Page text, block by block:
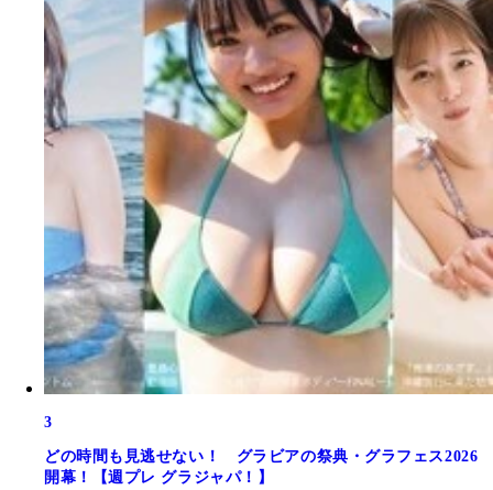
3
どの時間も見逃せない！ グラビアの祭典・グラフェス2026
開幕！【週プレ グラジャパ！】